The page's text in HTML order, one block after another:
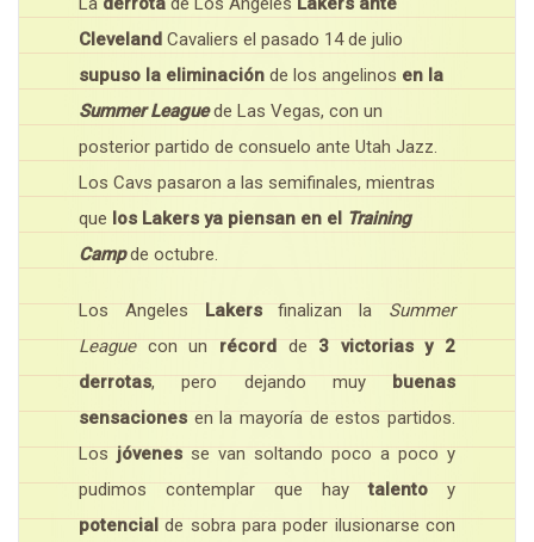
Cleveland Cavaliers el pasado 14 de julio
supuso la eliminación de los angelinos en la
Summer Leaguede Las Vegas, con un
posterior partido de consuelo ante Utah Jazz.
Los Cavs pasaron a las semifinales, mientras
que los Lakers ya piensan en el Training
Campde octubre.
Los Angeles Lakersfinalizan la Summer
Leaguecon un récord de 3 victorias y 2
derrotas, pero dejando muy buenas
sensaciones en la mayoría de estos partidos.
Losjóvenes se van soltando poco a poco y
pudimos contemplar que haytalento y
potencialde sobra para poder ilusionarse con